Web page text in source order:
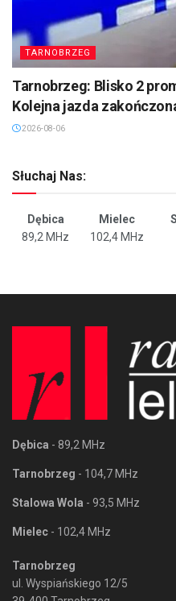
TARNOBRZEG
Tarnobrzeg: Blisko 2
Kolejna jazda
2026-08-06
Słuchaj Nas:
Dębica Mielec
89,2 MHz
102,4 MHz
Dębica - 89,2 MHz
Tarnobrzeg - 104,7 MHz
Stalowa Wola - 93,5 MHz
Mielec - 102,4 MHz
Tarnobrzeg
ul. Wyspiańskiego 12/5